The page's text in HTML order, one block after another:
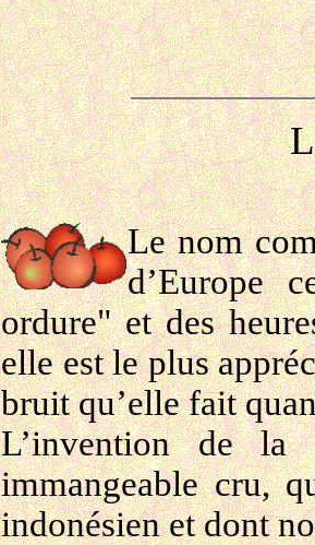
Le nom
d’Europe
ordure" et des
elle est le plus
bruit qu’elle fait
L’invention de
immangeable cru,
indonésien et dont